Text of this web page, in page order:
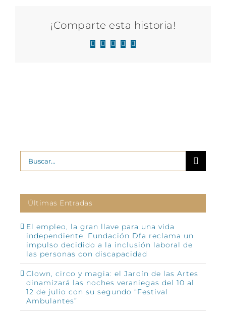
¡Comparte esta historia!
Facebook
X LinkedIn
WhatsApp
Correo
Buscar:
Últimas Entradas
El empleo, la gran llave para una vida
independiente: Fundación Dfa reclama un
impulso decidido a la inclusión laboral de
las personas con discapacidad
Clown, circo y magia: el Jardín de las Artes
dinamizará las noches veraniegas del 10 al
12 de julio con su segundo “Festival
Ambulantes”